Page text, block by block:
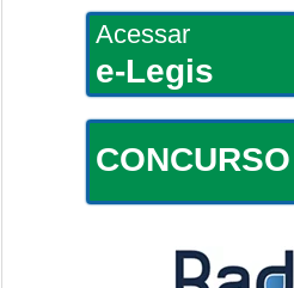
Acessar
e-Legis
CONCURSO